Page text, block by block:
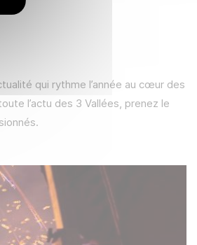
qui rythme l’année au cœur des
l’actu des 3 Vallées, prenez le